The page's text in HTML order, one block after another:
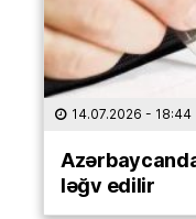
14.07.2026 - 18:44
ləğv edilir